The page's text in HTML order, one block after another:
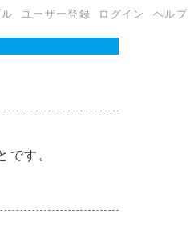
ユーザー登録 ログイン ヘルプ
です。